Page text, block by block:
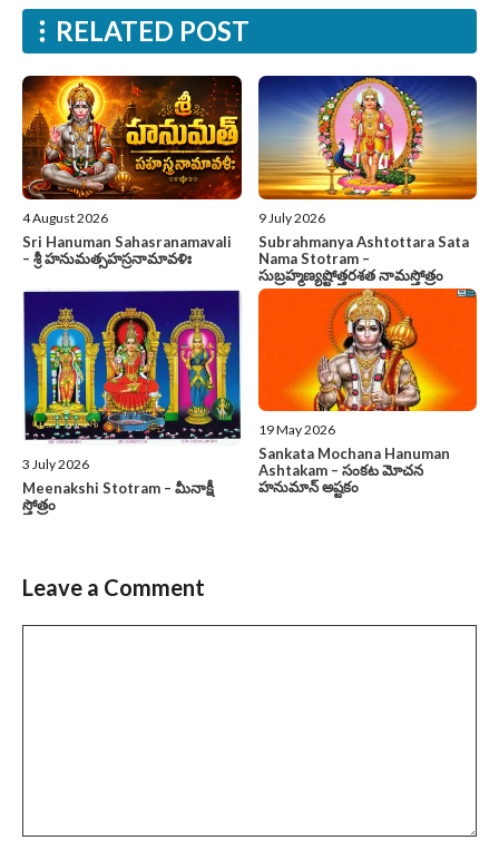
RELATED POST
4 August 2026
Sri Hanuman Sahasranamavali
– శ్రీ హనుమత్సహస్రనామావళిః
9 July 2026
Subrahmanya Ashtottara Sata
Nama Stotram –
సుబ్రహ్మణ్యష్టోత్తరశత నామస్తోత్రం
3 July 2026
Meenakshi Stotram – మీనాక్షీ
స్తోత్రం
19 May 2026
Sankata Mochana Hanuman
Ashtakam – సంకట మోచన
హనుమాన్ అష్టకం
Leave a Comment